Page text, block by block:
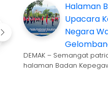
Halaman
Upacara
Negara
DEMAK – Semangat
halaman Badan